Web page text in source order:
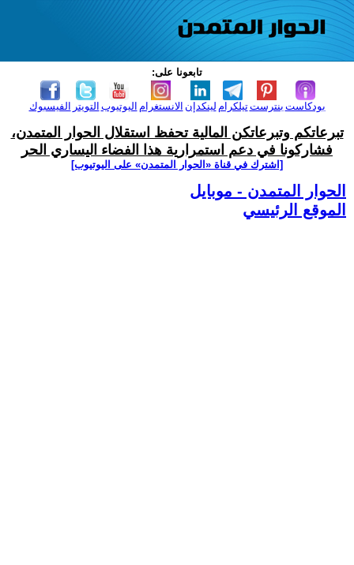
تابعونا على:
الفيسبوك التويتر اليوتيوب الانستغرام لينكدإن تيلكرامبنترست بودكاست
تبرعاتكم وتبرعاتكن المالية تحفظ استقلال الحوار المتمدن،
فشاركونا في دعم استمرارية هذا الفضاء اليساري الحر
[اشترك في قناة ‫«الحوار المتمدن» على اليوتيوب]
الحوار المتمدن - موبايل
الموقع الرئيسي